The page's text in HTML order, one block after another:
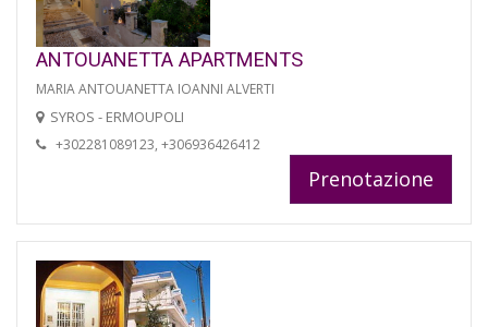
ANTOUANETTA APARTMENTS
MARIA ANTOUANETTA IOANNI ALVERTI
SYROS - ERMOUPOLI
+302281089123, +306936426412
Prenotazione